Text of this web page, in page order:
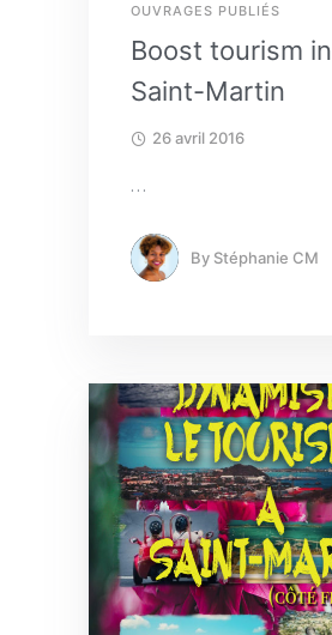
OUVRAGES PUBLIÉS
Boost tourism in
Saint-Martin
26 avril 2016
…
By Stéphanie CM